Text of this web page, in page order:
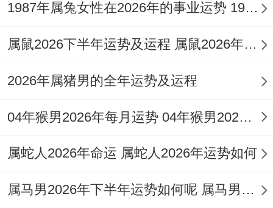
动外界勾引或旧情牵扯，虽不必须造成破
裂，但会滋生猜忌与不信任，需加强沟通，
少，唯多属露水情缘，难迅速稳定，且易陷
的心态，有时反而错过良缘。改善之路在于
主动营造温馨氛围，借人缘助力牵线搭桥。
1987年属兔女性在2026年的事业运势 1987年属兔女的命运怎么样
属鼠2026下半年运势及运程 属鼠2026年整体运势
2026年属猪男的全年运势及运程
04年猴男2026年每月运势 04年猴男2026年运势
属蛇人2026年命运 属蛇人2026年运势如何
属马男2026年下半年运势如何呢 属马男人2026年下半年运势及运程